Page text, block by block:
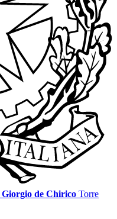
Giorgio de Chirico Torre